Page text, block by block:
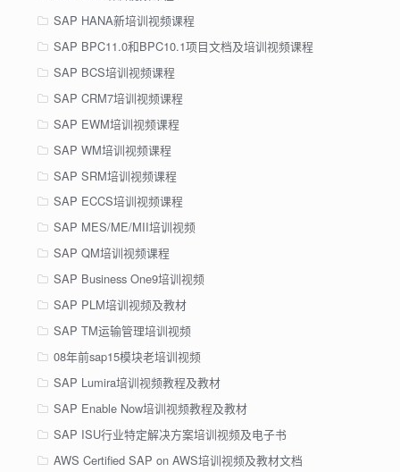
SAP HANA新培训视频课程
SAP BPC11.0和BPC10.1项目文档及培训视频课程
SAP BCS培训视频课程
SAP CRM7培训视频课程
SAP EWM培训视频课程
SAP WM培训视频课程
SAP SRM培训视频课程
SAP ECCS培训视频课程
SAP MES/ME/MII培训视频
SAP QM培训视频课程
SAP Business One9培训视频
SAP PLM培训视频及教材
SAP TM运输管理培训视频
08年前sap15模块老培训视频
SAP Lumira培训视频教程及教材
SAP Enable Now培训视频教程及教材
SAP ISU行业特定解决方案培训视频及电子书
AWS Certified SAP on AWS培训视频及教材文档